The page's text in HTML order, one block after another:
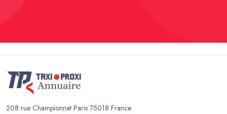
208 rue Championnet Paris 75018 France